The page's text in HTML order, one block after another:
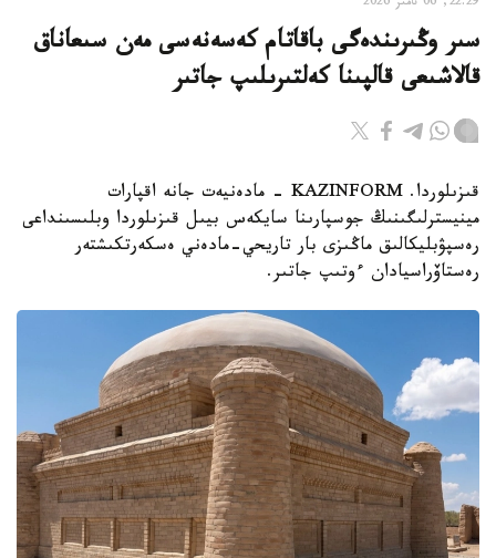
سىر وڭىرىندەگى باقاتام كەسەنەسى مەن سىعاناق
قالاشىعى قالپىنا كەلتىرىلىپ جاتىر
قىزىلوردا. KAZINFORM - مادەنيەت جانە اقپارات
مينيسترلىگىنىڭ جوسپارىنا سايكەس بيىل قىزىلوردا وبلىسىنداعى
رەسپۋبليكالىق ماڭىزى بار تاريحي-مادەني ەسكەرتكىشتەر
رەستاۆراسيادان ءوتىپ جاتىر.